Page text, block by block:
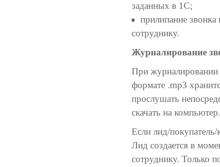
заданных в 1С;
прилипание
сотруднику.
Журналирование
При журналировании
формате .mp3
прослушать
скачать на компьютер.
Если лид/
Лид создается в
сотруднику. Только